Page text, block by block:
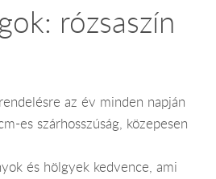
rózsaszín
az év minden napján
es szárhosszúság, közepesen
és hölgyek kedvence, ami